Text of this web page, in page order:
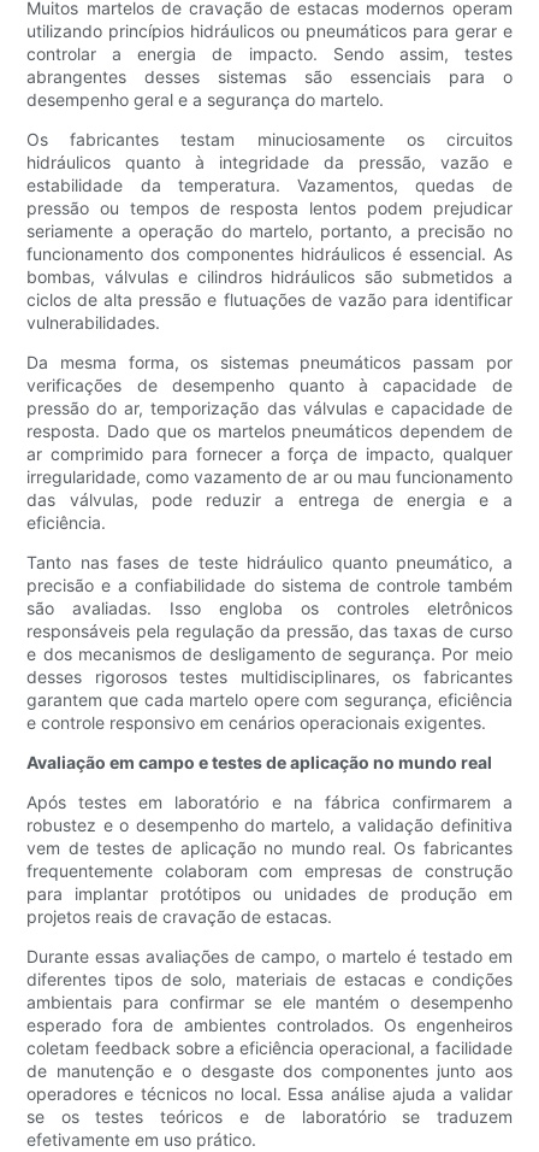
Muitos martelos de cravação de estacas modernos operam
utilizando princípios hidráulicos ou pneumáticos para gerar e
controlar a energia de impacto. Sendo assim, testes
abrangentes desses sistemas são essenciais para o
desempenho geral e a segurança do martelo.
Os fabricantes testam minuciosamente os circuitos
hidráulicos quanto à integridade da pressão, vazão e
estabilidade da temperatura. Vazamentos, quedas de
pressão ou tempos de resposta lentos podem prejudicar
seriamente a operação do martelo, portanto, a precisão no
funcionamento dos componentes hidráulicos é essencial. As
bombas, válvulas e cilindros hidráulicos são submetidos a
ciclos de alta pressão e flutuações de vazão para identificar
vulnerabilidades.
Da mesma forma, os sistemas pneumáticos passam por
verificações de desempenho quanto à capacidade de
pressão do ar, temporização das válvulas e capacidade de
resposta. Dado que os martelos pneumáticos dependem de
ar comprimido para fornecer a força de impacto, qualquer
irregularidade, como vazamento de ar ou mau funcionamento
das válvulas, pode reduzir a entrega de energia e a
eficiência.
Tanto nas fases de teste hidráulico quanto pneumático, a
precisão e a confiabilidade do sistema de controle também
são avaliadas. Isso engloba os controles eletrônicos
responsáveis ​​pela regulação da pressão, das taxas de curso
e dos mecanismos de desligamento de segurança. Por meio
desses rigorosos testes multidisciplinares, os fabricantes
garantem que cada martelo opere com segurança, eficiência
e controle responsivo em cenários operacionais exigentes.
Avaliação em campo e testes de aplicação no mundo real
Após testes em laboratório e na fábrica confirmarem a
robustez e o desempenho do martelo, a validação definitiva
vem de testes de aplicação no mundo real. Os fabricantes
frequentemente colaboram com empresas de construção
para implantar protótipos ou unidades de produção em
projetos reais de cravação de estacas.
Durante essas avaliações de campo, o martelo é testado em
diferentes tipos de solo, materiais de estacas e condições
ambientais para confirmar se ele mantém o desempenho
esperado fora de ambientes controlados. Os engenheiros
coletam feedback sobre a eficiência operacional, a facilidade
de manutenção e o desgaste dos componentes junto aos
operadores e técnicos no local. Essa análise ajuda a validar
se os testes teóricos e de laboratório se traduzem
efetivamente em uso prático.